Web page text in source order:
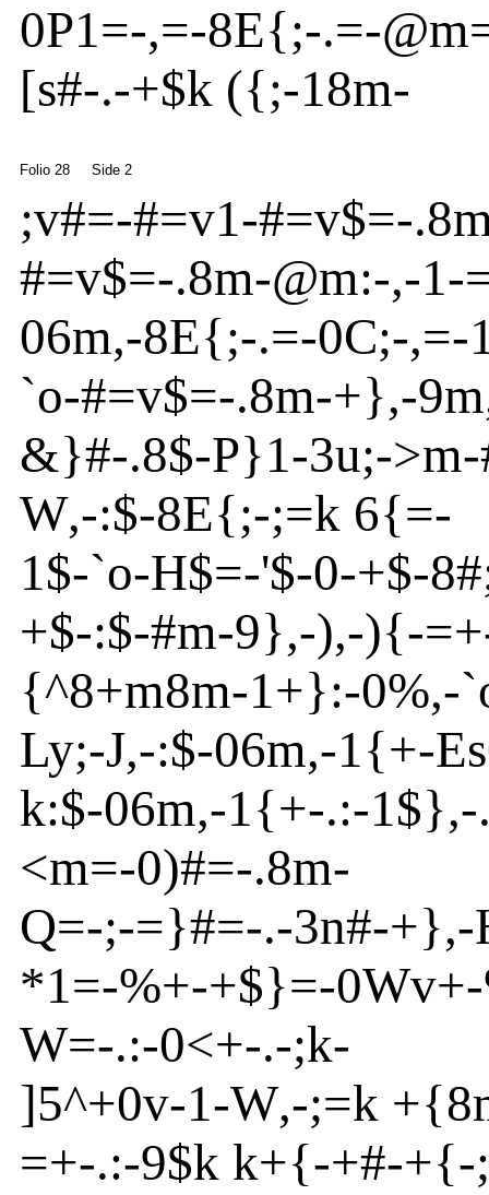
0P1=-,=-8E{;-.=-@m
[s#-.-+$k ({;-18m-
Folio 28 Side 2
;v#=-#=v1-#=v$=-
#=v$=-.8m-@m:-,-1-
06m,-8E{;-.=-0C;-,=-
`o-#=v$=-.8m-+},-9m
&}#-.8$-P}1-3u;->m-
W,-:$-8E{;-;=k 6{=-
1$-`o-H$=-'$-0-+$-
+$-:$-#m-9},-),-){-=+
{^8+m8m-1+}:-0%,-
Ly;-J,-:$-06m,-1{+-Es
k:$-06m,-1{+-.:-1$},-
<m=-0)#=-.8m-
Q=-;-=}#=-.-3n#-+},-
*1=-%+-+$}=-0Wv+-
W=-.:-0<+-.-;k-
]5^+0v-1-W,-;=k +{
=+-.:-9$k k+{-+#-+{-;